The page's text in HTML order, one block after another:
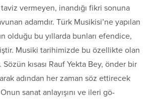
vermeyen, inandığı fikri sonuna
adamdır. Türk Musikisi’ne yapılan
olduğu bu yıllarda bunları efendice,
Musiki tarihimizde bu özellikte olan
Sözün kısası Rauf Yekta Bey, önder bir
adından her zaman söz ettirecek
sanat anlayışını ve ileri gö-